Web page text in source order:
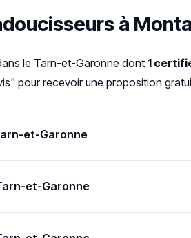
à
le Tarn-et-Garonne dont 1
pour recevoir une proposition
et-Garonne
et-Garonne